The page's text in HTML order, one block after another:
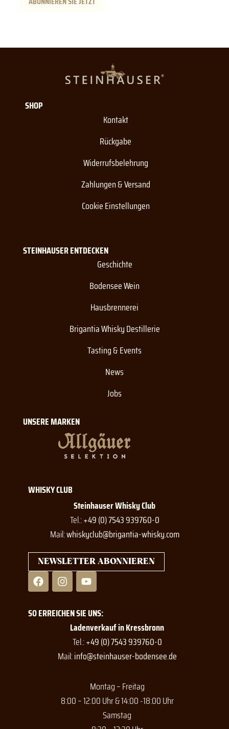
STEINHAUSER ENTDECKEN
Geschichte
Bodensee Wein
Hausbrennerei
Brigantia Whisky Destillerie
Tasting & Events
News
Jobs
UNSERE MARKEN
SHOP
Kontakt
Rückgabe
Widerrufsbelehrung
Zahlungen & Versand
Cookie Einstellungen
WHISKY CLUB
Steinhauser Whisky Club
Tel.:+49 (0) 7543 939760-0
Mail:whiskyclub@brigantia-whisky.com
NEWSLETTER ABONNIEREN
F
a
c
e
b
I
n
s
t
a
m
Y
o
u
t
u
b
e
SO ERREICHEN SIE UNS:
Ladenverkauf in Kressbronn
Tel.:+49 (0) 7543 939760-0
Mail:info@steinhauser-bodensee.de
Montag – Freitag
8:00 – 12:00 Uhr & 14:00 -18:00 Uhr
Samstag